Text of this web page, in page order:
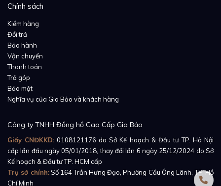
Chính sách
Kiểm hàng
Đổi trả
Bảo hành
Vận chuyển
Thanh toán
Trả góp
Bảo mật
Nghĩa vụ của Gia Bảo và khách hàng
Công ty TNHH Đồng hồ Cao Cấp Gia Bảo
Giấy CNĐKKD: 0108121176 do Sở Kế hoạch & Đầu tư TP. Hà Nội
cấp lần đầu ngày 05/01/2018, thay đổi lần 6 ngày 25/12/2024 do Sở
Kế hoạch & Đầu tư TP. HCM cấp
Trụ sở chính:Số 164 Trần Hưng Đạo, Phường Cầu Ông Lãnh, TP. Hồ
Chí Minh